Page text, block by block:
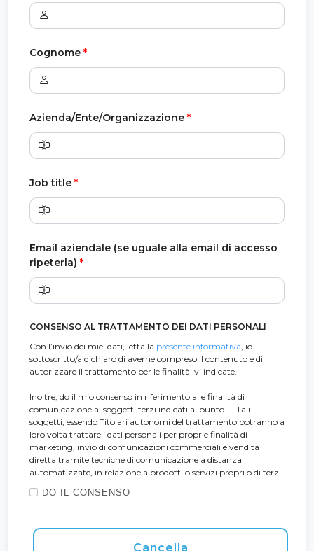
Cognome *
Azienda/Ente/Organizzazione *
Job title *
Email aziendale (se uguale alla email di accesso
ripeterla) *
CONSENSO AL TRATTAMENTO DEI DATI PERSONALI
Con l’invio dei miei dati, letta la presente informativa, io
sottoscritto/a dichiaro di averne compreso il contenuto e di
autorizzare il trattamento per le finalità ivi indicate.
Inoltre, do il mio consenso in riferimento alle finalità di
comunicazione ai soggetti terzi indicati al punto 11. Tali
soggetti, essendo Titolari autonomi del trattamento potranno a
loro volta trattare i dati personali per proprie finalità di
marketing, invio di comunicazioni commerciali e vendita
diretta tramite tecniche di comunicazione a distanza
automatizzate, in relazione a prodotti o servizi propri o di terzi.
DO IL CONSENSO
Cancella